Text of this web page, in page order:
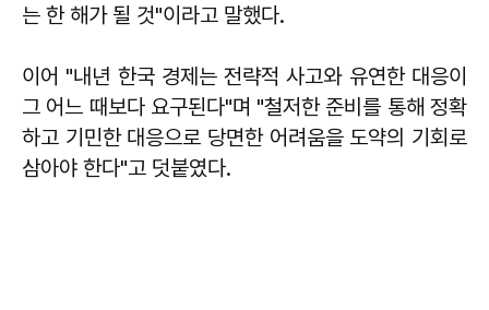
는 한 해가 될 것"이라고 말했다.
이어 "내년 한국 경제는 전략적 사고와 유연한 대응이
그 어느 때보다 요구된다"며 "철저한 준비를 통해 정확
하고 기민한 대응으로 당면한 어려움을 도약의 기회로
삼아야 한다"고 덧붙였다.